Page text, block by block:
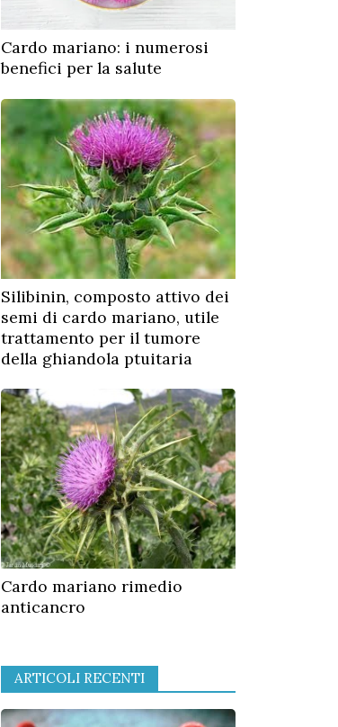
Cardo mariano: i numerosi
benefici per la salute
Silibinin, composto attivo dei
semi di cardo mariano, utile
trattamento per il tumore
della ghiandola ptuitaria
Cardo mariano rimedio
anticancro
ARTICOLI RECENTI